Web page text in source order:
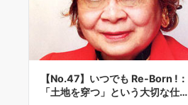
【No.47】いつでも Re-Born !：
「土地を穿つ」という大切な仕…